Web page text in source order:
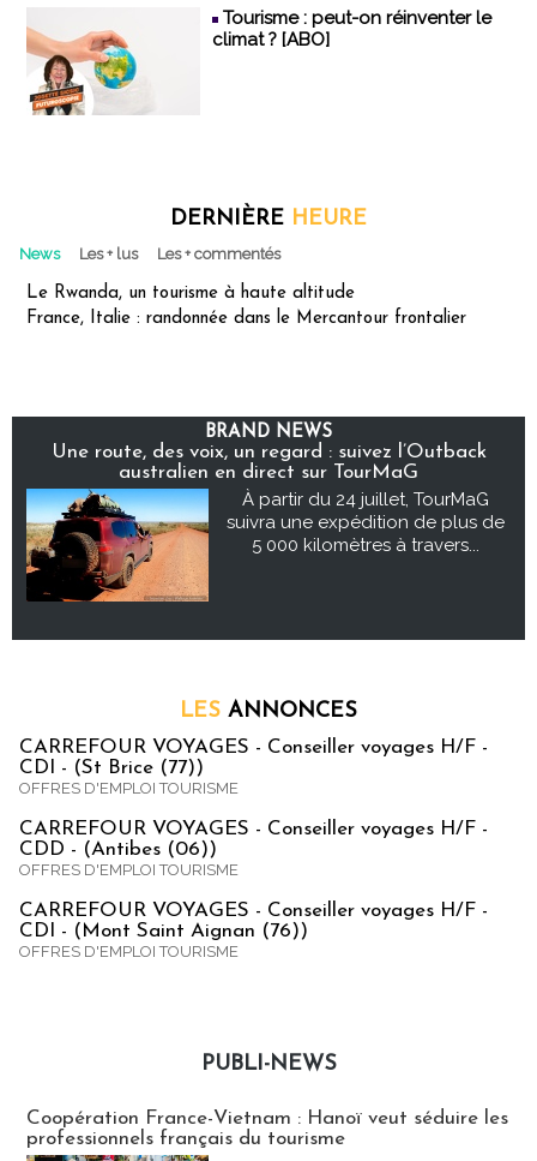
Tourisme : peut-on réinventer le
climat ? [ABO]
DERNIÈRE HEURE
News Les + lus Les + commentés
Le Rwanda, un tourisme à haute altitude
France, Italie : randonnée dans le Mercantour frontalier
BRAND NEWS
Une route, des voix, un regard : suivez l’Outback
australien en direct sur TourMaG
À partir du 24 juillet, TourMaG
suivra une expédition de plus de
5 000 kilomètres à travers...
LES ANNONCES
CARREFOUR VOYAGES - Conseiller voyages H/F -
CDI - (St Brice (77))
OFFRES D'EMPLOI TOURISME
CARREFOUR VOYAGES - Conseiller voyages H/F -
CDD - (Antibes (06))
OFFRES D'EMPLOI TOURISME
CARREFOUR VOYAGES - Conseiller voyages H/F -
CDI - (Mont Saint Aignan (76))
OFFRES D'EMPLOI TOURISME
PUBLI-NEWS
Coopération France-Vietnam : Hanoï veut séduire les
professionnels français du tourisme